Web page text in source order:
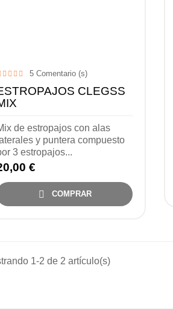
5 Comentario (s)
CLEGSS
de estropajos con alas
y puntera compuesto
3 estropajos...
€
 COMPRAR
1-2 de 2 artículo(s)